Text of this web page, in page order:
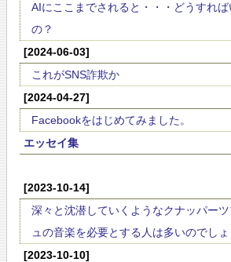
AIにここまでされると・・・どうすれば
の？
[2024-06-03]
これがSNS詐欺か
[2024-04-27]
Facebookをはじめてみました。
エッセイ集
[2023-10-14]
深々と沈潜していくようなクナッパー
ュの音楽を必要とする人は多いのでしょ
[2023-10-10]